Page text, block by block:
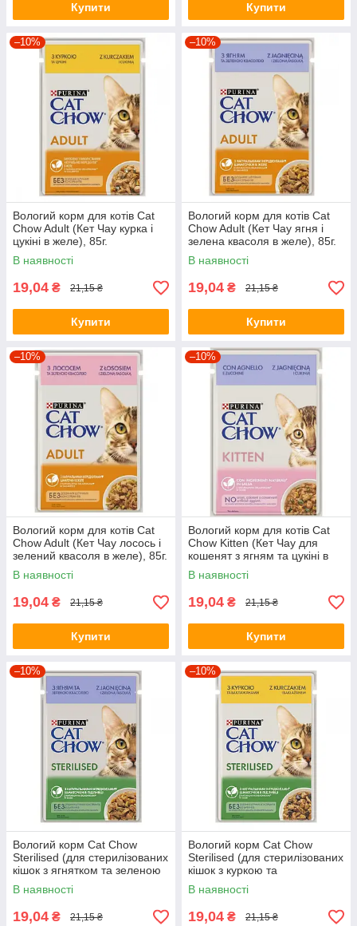
Купити Купити
–10%
Вологий корм для котів Cat
Chow Adult (Кет Чау курка і
цукіні в желе), 85г.
В наявності
19,04 ₴ 21,15 ₴
Купити
–10%
Вологий корм для котів Cat
Chow Adult (Кет Чау ягня і
зелена квасоля в желе), 85г.
В наявності
19,04 ₴ 21,15 ₴
Купити
–10%
Вологий корм для котів Cat
Chow Adult (Кет Чау лосось і
зелений квасоля в желе), 85г.
В наявності
19,04 ₴ 21,15 ₴
Купити
–10%
Вологий корм для котів Cat
Chow Kitten (Кет Чау для
кошенят з ягням та цукіні в
желе), 85г.
В наявності
19,04 ₴ 21,15 ₴
Купити
–10%
Вологий корм Cat Chow
Sterilised (для стерилізованих
кішок з ягнятком та зеленою
квасолею) 85г
В наявності
19,04 ₴ 21,15 ₴
–10%
Вологий корм Cat Chow
Sterilised (для стерилізованих
кішок з куркою та
баклажанами в желе) 85г
В наявності
19,04 ₴ 21,15 ₴